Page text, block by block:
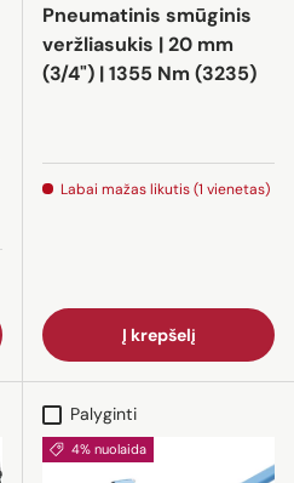
Pneumatinis smūginis
veržliasukis | 20 mm
(3/4") | 1355 Nm (3235)
Labai mažas likutis (1 vienetas)
Į krepšelį
Palyginti
4% nuolaida